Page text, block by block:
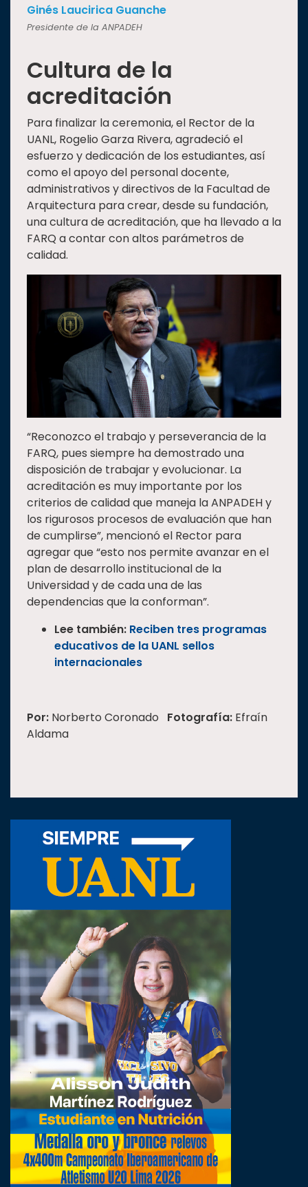
Ginés Laucirica Guanche
Presidente de la ANPADEH
Cultura de la
acreditación
Para finalizar la ceremonia, el Rector de la
UANL, Rogelio Garza Rivera, agradeció el
esfuerzo y dedicación de los estudiantes, así
como el apoyo del personal docente,
administrativos y directivos de la Facultad de
Arquitectura para crear, desde su fundación,
una cultura de acreditación, que ha llevado a la
FARQ a contar con altos parámetros de
calidad.
“Reconozco el trabajo y perseverancia de la
FARQ, pues siempre ha demostrado una
disposición de trabajar y evolucionar. La
acreditación es muy importante por los
criterios de calidad que maneja la ANPADEH y
los rigurosos procesos de evaluación que han
de cumplirse”, mencionó el Rector para
agregar que “esto nos permite avanzar en el
plan de desarrollo institucional de la
Universidad y de cada una de las
dependencias que la conforman”.
Lee también: Reciben tres programas
educativos de la UANL sellos
internacionales
Por: Norberto Coronado Fotografía: Efraín
Aldama